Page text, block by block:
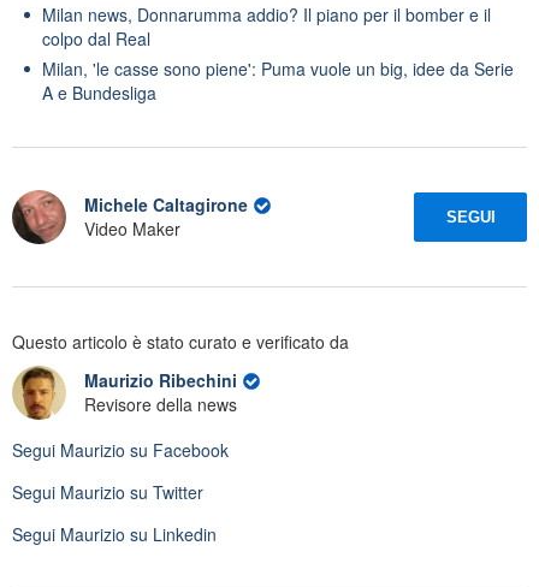
Milan news, Donnarumma addio? Il piano per il bomber e il
colpo dal Real
Milan, 'le casse sono piene': Puma vuole un big, idee da Serie
A e Bundesliga
Michele Caltagirone
Video Maker
SEGUI
Questo articolo è stato curato e verificato da
Maurizio Ribechini
Revisore della news
Segui Maurizio su Facebook
Segui Maurizio su Twitter
Segui Maurizio su Linkedin